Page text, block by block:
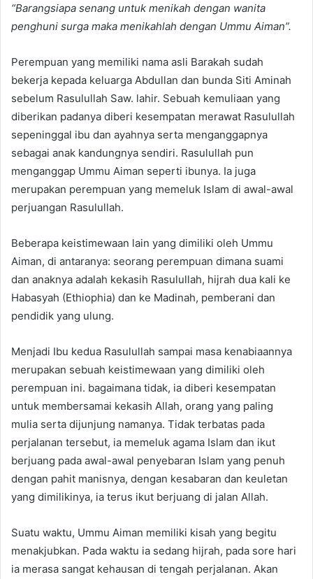
“Barangsiapa senang untuk menikah dengan wanita
penghuni surga maka menikahlah dengan Ummu Aiman”.
Perempuan yang memiliki nama asli Barakah sudah
bekerja kepada keluarga Abdullan dan bunda Siti Aminah
sebelum Rasulullah Saw. lahir. Sebuah kemuliaan yang
diberikan padanya diberi kesempatan merawat Rasulullah
sepeninggal ibu dan ayahnya serta menganggapnya
sebagai anak kandungnya sendiri. Rasulullah pun
menganggap Ummu Aiman seperti ibunya. Ia juga
merupakan perempuan yang memeluk Islam di awal-awal
perjuangan Rasulullah.
Beberapa keistimewaan lain yang dimiliki oleh Ummu
Aiman, di antaranya: seorang perempuan dimana suami
dan anaknya adalah kekasih Rasulullah, hijrah dua kali ke
Habasyah (Ethiophia) dan ke Madinah, pemberani dan
pendidik yang ulung.
Menjadi Ibu kedua Rasulullah sampai masa kenabiaannya
merupakan sebuah keistimewaan yang dimiliki oleh
perempuan ini. bagaimana tidak, ia diberi kesempatan
untuk membersamai kekasih Allah, orang yang paling
mulia serta dijunjung namanya. Tidak terbatas pada
perjalanan tersebut, ia memeluk agama Islam dan ikut
berjuang pada awal-awal penyebaran Islam yang penuh
dengan pahit manisnya, dengan kesabaran dan keuletan
yang dimilikinya, ia terus ikut berjuang di jalan Allah.
Suatu waktu, Ummu Aiman memiliki kisah yang begitu
menakjubkan. Pada waktu ia sedang hijrah, pada sore hari
ia merasa sangat kehausan di tengah perjalanan. Akan